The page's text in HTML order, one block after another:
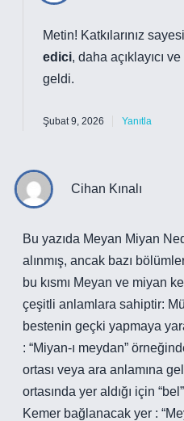
Metin! Katkılarınız
edici, daha açıklayıcı ve
geldi.
Şubat 9, 2026 Yanıtla
Cihan Kınalı
Bu yazıda Meyan Miyan
alınmış, ancak bazı
bu kısmı Meyan ve miyan
çeşitli anlamlara sahiptir:
bestenin geçki yapmaya
: “Miyan-ı meydan”
ortası veya ara anlamına
ortasında yer aldığı için
Kemer bağlanacak yer :